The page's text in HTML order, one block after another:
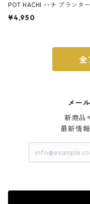
POT HACHI ハチ プランタ
ト 3号 ブラック
¥4,950
全
メー
新商品
最新情